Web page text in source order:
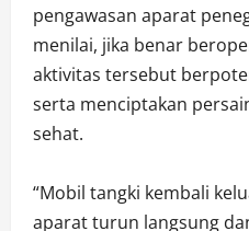
pengawasan aparat
menilai, jika benar
aktivitas tersebut
serta menciptakan
sehat.
“Mobil tangki kembali
aparat turun langsung